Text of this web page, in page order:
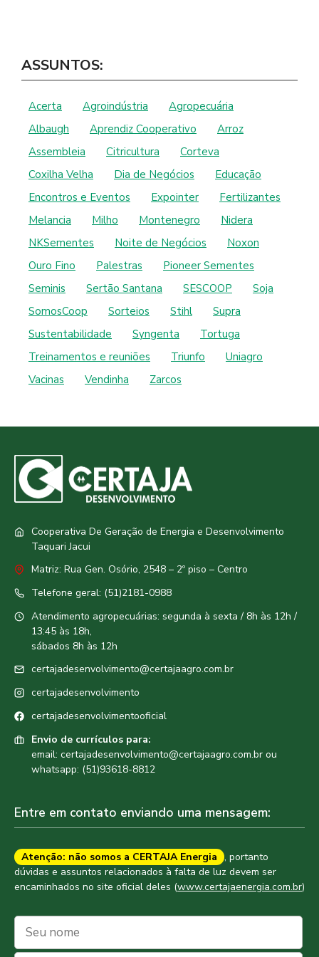
t
A
p
p
o
o
k
i
n
k
ASSUNTOS:
Acerta Agroindústria
Agropecuária
Albaugh
Aprendiz Cooperativo
Arroz
Assembleia
Citricultura
Corteva
Coxilha Velha
Dia de Negócios
Educação
Encontros e Eventos
Expointer
Fertilizantes
Melancia
Milho Montenegro
Nidera
NKSementes
Noite de Negócios
Noxon
Ouro Fino
Palestras
Pioneer Sementes
Seminis
Sertão Santana SESCOOP
Soja
SomosCoop
Sorteios Stihl
Supra
Sustentabilidade
Syngenta
Tortuga
Treinamentos e reuniões
Triunfo
Uniagro
Vacinas
Vendinha Zarcos
Cooperativa De Geração de Energia e Desenvolvimento
Taquari Jacui
Matriz: Rua Gen. Osório, 2548 – 2º piso – Centro
Telefone geral: (51)2181-0988
Atendimento agropecuárias: segunda à sexta / 8h às 12h /
13:45 às 18h,
sábados 8h às 12h
certajadesenvolvimento@certajaagro.com.br
certajadesenvolvimento
certajadesenvolvimentooficial
Envio de currículos para:
email: certajadesenvolvimento@certajaagro.com.br ou
whatsapp: (51)93618-8812
Entre em contato enviando uma mensagem:
Atenção: não somos a CERTAJA Energia , portanto
dúvidas e assuntos relacionados à falta de luz devem ser
encaminhados no site oficial deles (www.certajaenergia.com.br)